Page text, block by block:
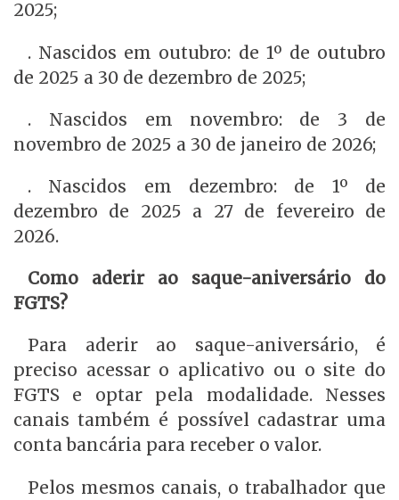
2025;
. Nascidos em outubro: de 1º de outubro
de 2025 a 30 de dezembro de 2025;
. Nascidos em novembro: de 3 de
novembro de 2025 a 30 de janeiro de 2026;
. Nascidos em dezembro: de 1º de
dezembro de 2025 a 27 de fevereiro de
2026.
Como aderir ao saque-aniversário do
FGTS?
Para aderir ao saque-aniversário, é
preciso acessar o aplicativo ou o site do
FGTS e optar pela modalidade. Nesses
canais também é possível cadastrar uma
conta bancária para receber o valor.
Pelos mesmos canais, o trabalhador que